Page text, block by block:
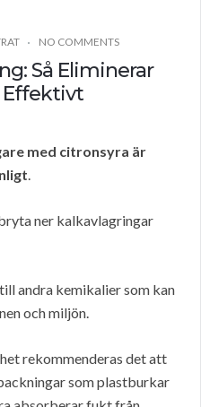
NO COMMENTS
Så Eliminerar
Effektivt
med citronsyra är
.
ner kalkavlagringar
andra kemikalier som kan
och miljön.
rekommenderas det att
som plastburkar